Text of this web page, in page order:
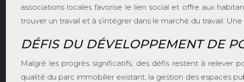
associations locales favorise le lien social et offre aux
trouver un travail et à s’intégrer dans le marché du travail.
DÉFIS DU DÉVELOPPEMENT DE
Malgré les progrès significatifs, des défis restent à relever
qualité du parc immobilier existant, la gestion des espaces